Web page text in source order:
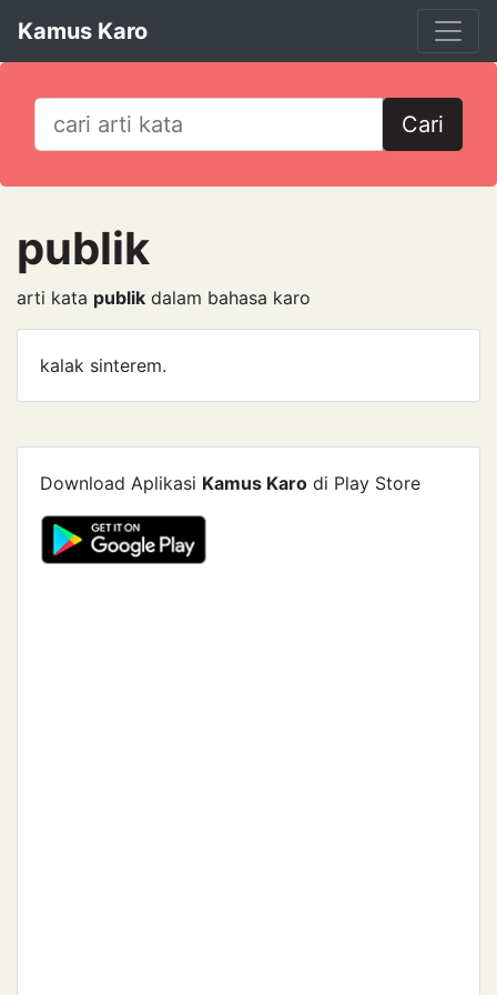
Kamus Karo
Cari
publik
arti kata publik dalam bahasa karo
kalak sinterem.
Download Aplikasi Kamus Karo di Play Store